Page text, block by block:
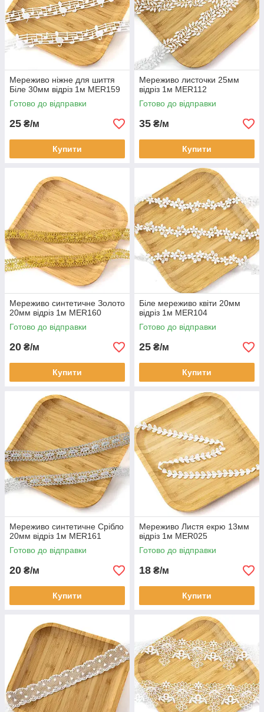
Мереживо ніжне для шиття
Біле 30мм відріз 1м MER159
Готово до відправки
25 ₴/м
Купити
Мереживо листочки 25мм
відріз 1м MER112
Готово до відправки
35 ₴/м
Купити
Мереживо синтетичне Золото
20мм відріз 1м MER160
Готово до відправки
20 ₴/м
Купити
Біле мереживо квіти 20мм
відріз 1м MER104
Готово до відправки
25 ₴/м
Купити
Мереживо синтетичне Срібло
20мм відріз 1м MER161
Готово до відправки
20 ₴/м
Купити
Мереживо Листя екрю 13мм
відріз 1м MER025
Готово до відправки
18 ₴/м
Купити